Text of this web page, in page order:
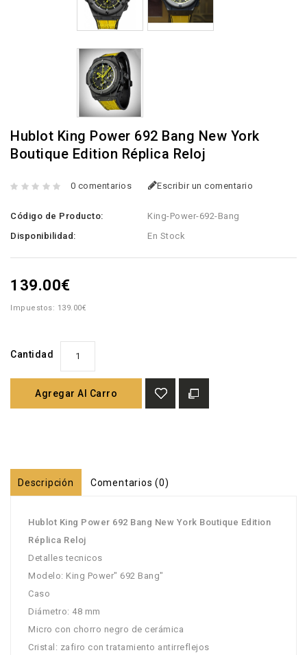
Hublot King Power 692 Bang New York
Boutique Edition Réplica Reloj
0 comentarios Escribir un comentario
Código de Producto:
King-Power-692-Bang
Disponibilidad:
En Stock
139.00€
Impuestos: 139.00€
Cantidad
Agregar Al Carro
Descripción Comentarios (0)
Hublot King Power 692 Bang New York Boutique Edition
Réplica Reloj
Detalles tecnicos
Modelo: King Power" 692 Bang"
Caso
Diámetro: 48 mm
Micro con chorro negro de cerámica
Cristal: zafiro con tratamiento antirreflejos